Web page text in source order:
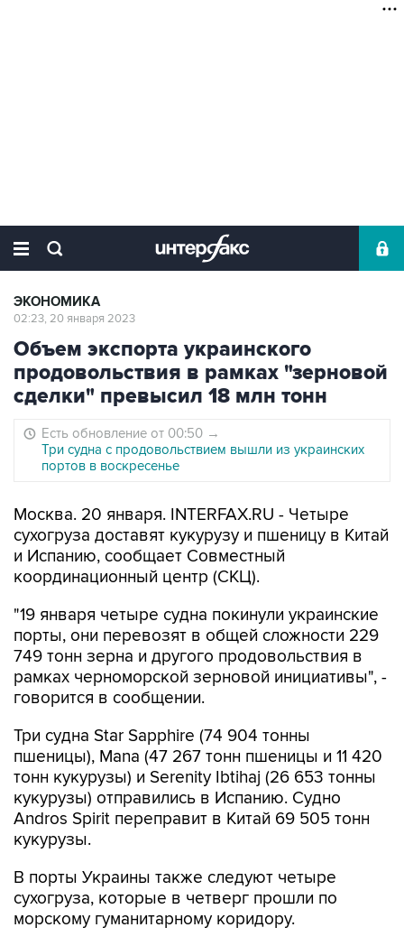
ЭКОНОМИКА
02:23, 20 января 2023
Объем экспорта украинского
продовольствия в рамках "зерновой
сделки" превысил 18 млн тонн
Есть обновление от 00:50 →
Три судна с продовольствием вышли из украинских
портов в воскресенье
Москва. 20 января. INTERFAX.RU - Четыре
сухогруза доставят кукурузу и пшеницу в Китай
и Испанию, сообщает Совместный
координационный центр (СКЦ).
"19 января четыре судна покинули украинские
порты, они перевозят в общей сложности 229
749 тонн зерна и другого продовольствия в
рамках черноморской зерновой инициативы", -
говорится в сообщении.
Три судна Star Sapphire (74 904 тонны
пшеницы), Mana (47 267 тонн пшеницы и 11 420
тонн кукурузы) и Serenity Ibtihaj (26 653 тонны
кукурузы) отправились в Испанию. Судно
Andros Spirit переправит в Китай 69 505 тонн
кукурузы.
В порты Украины также следуют четыре
сухогруза, которые в четверг прошли по
морскому гуманитарному коридору.